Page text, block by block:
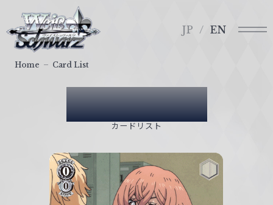
ァ
イ
JP EN
Card List
カードリスト
Home Card List